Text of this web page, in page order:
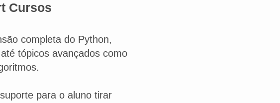
Cursos
completa do Python,
tópicos avançados como
para o aluno tirar